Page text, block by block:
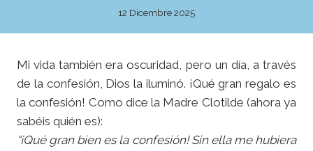
12 Dicembre 2025
Mi vida también era oscuridad, pero un día, a través
de la confesión, Dios la iluminó. ¡Qué gran regalo es
la confesión! Como dice la Madre Clotilde (ahora ya
sabéis quién es):
“¡Qué gran bien es la confesión! Sin ella me hubiera